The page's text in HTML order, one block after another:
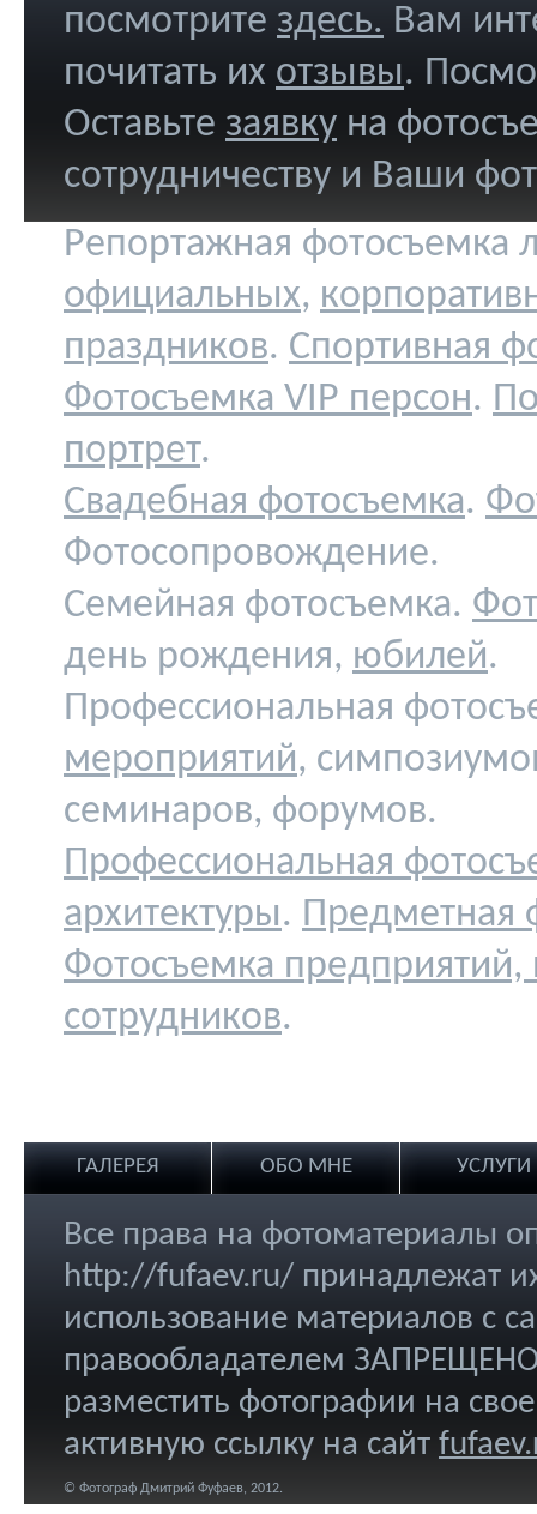
посмотрите здесь. Вам
почитать их отзывы.
Оставьте заявку на
сотрудничеству и Ваши
Репортажная фотосъемка
официальных,
праздников. Спортивная
Фотосъемка VIP персон.
портрет.
Свадебная фотосъемка.
Фотосопровождение.
Семейная фотосъемка.
день рождения, юбилей.
Профессиональная
мероприятий,
семинаров, форумов.
Профессиональная
архитектуры. Предметная
Фотосъемка
сотрудников.
ГАЛЕРЕЯ ОБО МНЕ УСЛУГИ
Все права на фотоматериалы
http://fufaev.ru/ принадлежат
использование материалов с
правообладателем
разместить фотографии на
активную ссылку на сайт
© Фотограф Дмитрий Фуфаев, 2012.